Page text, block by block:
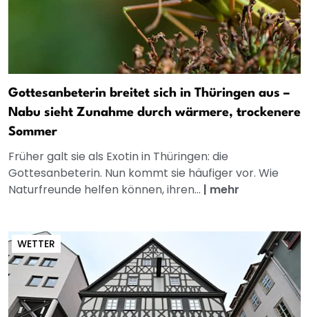
Gottesanbeterin breitet sich in Thüringen aus –
Nabu sieht Zunahme durch wärmere, trockenere
Sommer
Früher galt sie als Exotin in Thüringen: die
Gottesanbeterin. Nun kommt sie häufiger vor. Wie
Naturfreunde helfen können, ihren... | mehr
WETTER